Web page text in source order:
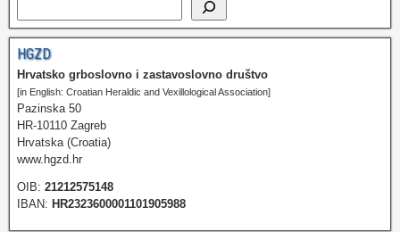
HGZD
Hrvatsko grboslovno i zastavoslovno društvo
[in English: Croatian Heraldic and Vexillological Association]
Pazinska 50
HR-10110 Zagreb
Hrvatska (Croatia)
www.hgzd.hr
OIB: 21212575148
IBAN: HR2323600001101905988